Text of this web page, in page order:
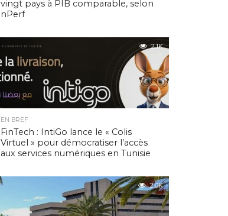
vingt pays à PIB comparable, selon
nPerf
2.1K
EN BREF
FinTech : IntiGo lance le « Colis
Virtuel » pour démocratiser l’accès
aux services numériques en Tunisie
2.0K